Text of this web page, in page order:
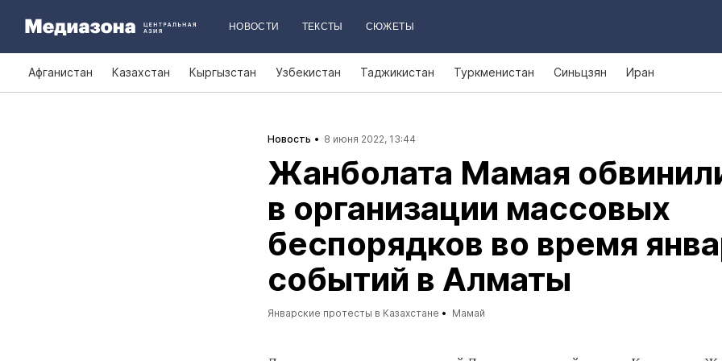
НОВОСТИ ТЕКСТЫ СЮЖЕТЫ
Афганистан Казахстан Кыргызстан Узбекистан Таджикистан Туркменистан Синьцзян Иран
Новость 8 июня 2022, 13:44
Жанболата Мамая
в организации массовых
беспорядков во время
событий в Алматы
Январские протесты в Казахстане Мамай